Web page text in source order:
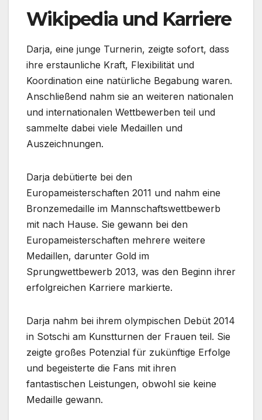
Wikipedia und Karriere
Darja, eine junge Turnerin, zeigte sofort, dass
ihre erstaunliche Kraft, Flexibilität und
Koordination eine natürliche Begabung waren.
Anschließend nahm sie an weiteren nationalen
und internationalen Wettbewerben teil und
sammelte dabei viele Medaillen und
Auszeichnungen.
Darja debütierte bei den
Europameisterschaften 2011 und nahm eine
Bronzemedaille im Mannschaftswettbewerb
mit nach Hause. Sie gewann bei den
Europameisterschaften mehrere weitere
Medaillen, darunter Gold im
Sprungwettbewerb 2013, was den Beginn ihrer
erfolgreichen Karriere markierte.
Darja nahm bei ihrem olympischen Debüt 2014
in Sotschi am Kunstturnen der Frauen teil. Sie
zeigte großes Potenzial für zukünftige Erfolge
und begeisterte die Fans mit ihren
fantastischen Leistungen, obwohl sie keine
Medaille gewann.